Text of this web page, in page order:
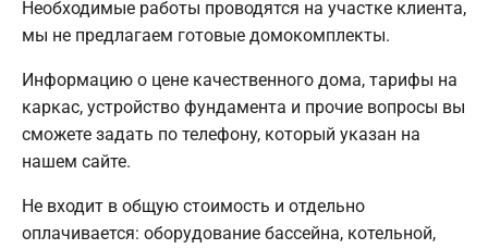
Необходимые работы проводятся на участке клиента,
мы не предлагаем готовые домокомплекты.
Информацию о цене качественного дома, тарифы на
каркас, устройство фундамента и прочие вопросы вы
сможете задать по телефону, который указан на
нашем сайте.
Не входит в общую стоимость и отдельно
оплачивается: оборудование бассейна, котельной,